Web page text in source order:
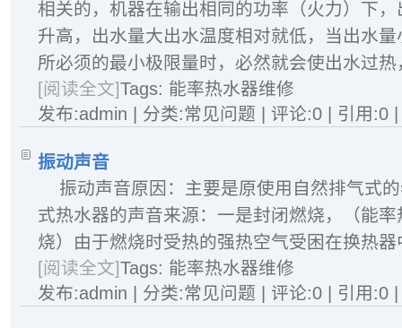
相关的，机器在输出相同的功率（火力）下
升高，出水量大出水温度相对就低，当出水
所必须的最小极限量时，必然就会使出水过
[阅读全文]Tags: 能率热水器维修
发布:admin | 分类:常见问题 | 评论:0 | 引用:0
振动声音
振动声音原因：主要是原使用自然排气式
式热水器的声音来源：一是封闭燃烧，（能
烧）由于燃烧时受热的强热空气受困在换热
[阅读全文]Tags: 能率热水器维修
发布:admin | 分类:常见问题 | 评论:0 | 引用:0